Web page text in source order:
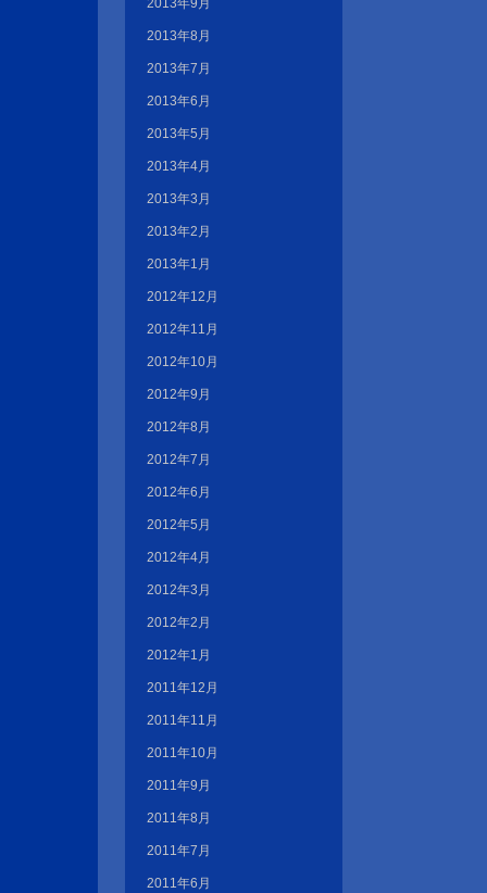
2013年9月
2013年8月
2013年7月
2013年6月
2013年5月
2013年4月
2013年3月
2013年2月
2013年1月
2012年12月
2012年11月
2012年10月
2012年9月
2012年8月
2012年7月
2012年6月
2012年5月
2012年4月
2012年3月
2012年2月
2012年1月
2011年12月
2011年11月
2011年10月
2011年9月
2011年8月
2011年7月
2011年6月